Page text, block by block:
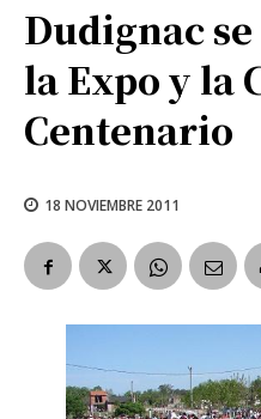
Dudignac
la Expo y la
Centenario
18 NOVIEMBRE 2011